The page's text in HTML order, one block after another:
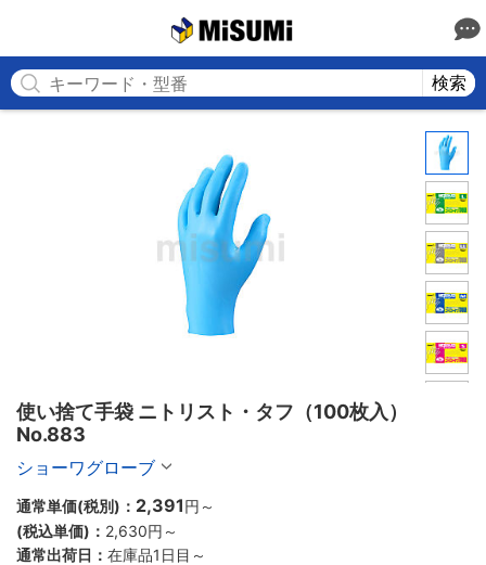
検索
使い捨て手袋 ニトリスト・タフ（100枚入）
No.883
ショーワグローブ
通常単価(税別)： 2,391円 ～
(税込単価)： 2,630円 ～
通常出荷日： 在庫品1日目～